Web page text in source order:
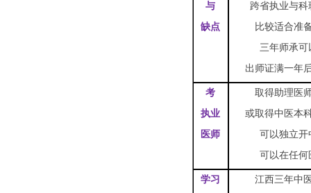
与
缺点
跨省执业与
比较适合准
三年师承
出师证满一年
考
执业
医师
取得助理医
或取得中医本
可以独立
可以在任
学习
江西三年中